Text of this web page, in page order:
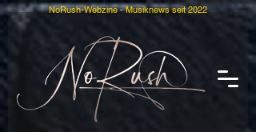
NoRush-Webzine - Musiknews seit 2022